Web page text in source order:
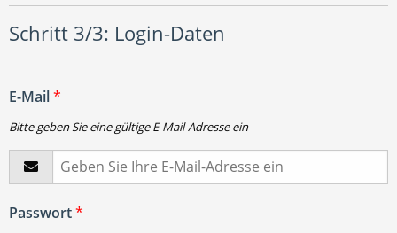
Schritt 3/3: Login-Daten
E-Mail*
Bitte geben Sie eine gültige E-Mail-Adresse ein
Passwort*